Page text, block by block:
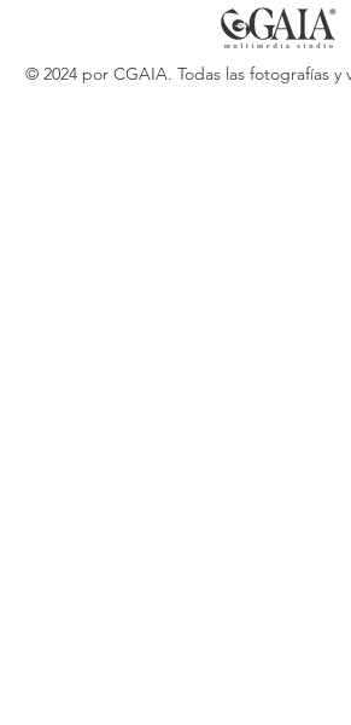
© 2024 por CGAIA. Todas las fotografías